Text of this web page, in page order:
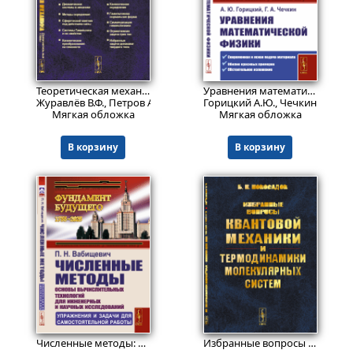
1139₽
Теоретическая механика: Дополнительные главы
Журавлёв В.Ф., Петров А.Г.
Мягкая обложка
В корзину
В печати
Уравнения математической физики: √ Современная и ясная подача материала √ Обилие красивых примеров √ Обстоятельное изложение
Горицкий А.Ю., Чечкин Г.А.
Мягкая обложка
В корзину
В печати
Численные методы: Основы вычислительных технологий для инженерных и научных исследований: Упражнения и задачи для самостоятельной работы
В печати
Избранные вопросы квантовой механики и термодинамики молекулярных систем